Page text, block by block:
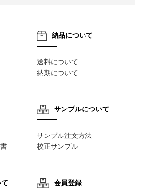
納品について
送料について
納期について
サンプルについて
サンプル注文方法
校正サンプル
会員登録